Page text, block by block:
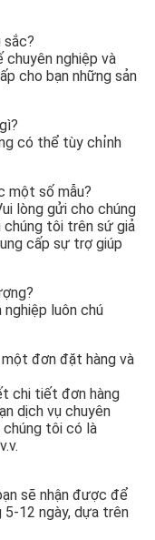
sắc?
chuyên nghiệp và
cho bạn những sản
có thể tùy chỉnh
một số mẫu?
lòng gửi cho chúng
tôi trên sứ giả
cấp sự trợ giúp
nghiệp luôn chú
đơn đặt hàng và
chi tiết đơn hàng
dịch vụ chuyên
chúng tôi có là
sẽ nhận được để
5-12 ngày, dựa trên